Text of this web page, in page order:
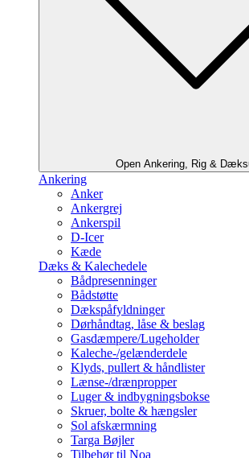
Open Ankering, Rig &
Ankering
Anker
Ankergrej
Ankerspil
D-Icer
Kæde
Dæks & Kalechedele
Bådpresenninger
Bådstøtte
Dækspåfyldninger
Dørhåndtag, låse & beslag
Gasdæmpere/Lugeholder
Kaleche-/gelænderdele
Klyds, pullert & håndlister
Lænse-/drænpropper
Luger & indbygningsbokse
Skruer, bolte & hængsler
Sol afskærmning
Targa Bøjler
Tilbehør til Noa